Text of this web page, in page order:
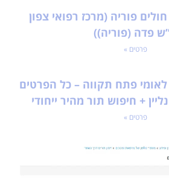
פוריה (מרכז רפואי צפון
פדה (פוריה))
פרטים »
פתח תקווה – כל הפרטים
+ חיפוש תור מהיר ייחודי
פרטים »